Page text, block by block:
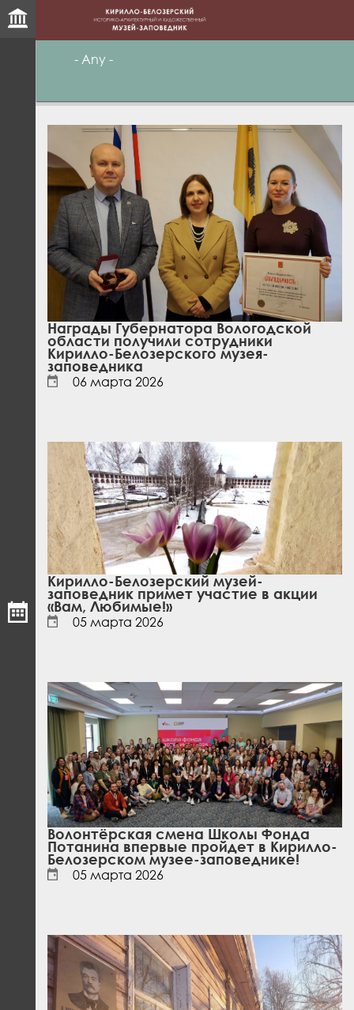
- Any -
Награды Губернатора Вологодской
области получили сотрудники
Кирилло-Белозерского музея-
заповедника
06 марта 2026
Кирилло-Белозерский музей-
заповедник примет участие в акции
«Вам, Любимые!»
05 марта 2026
Волонтёрская смена Школы Фонда
Потанина впервые пройдет в Кирилло-
Белозерском музее-заповеднике!
05 марта 2026